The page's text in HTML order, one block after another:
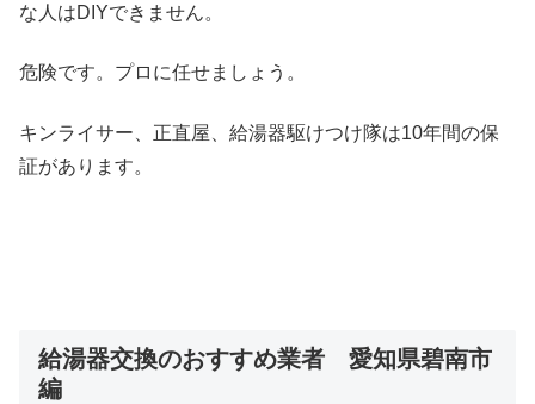
な人はDIYできません。
危険です。プロに任せましょう。
キンライサー、正直屋、給湯器駆けつけ隊は10年間の保
証があります。
給湯器交換のおすすめ業者 愛知県碧南市
編